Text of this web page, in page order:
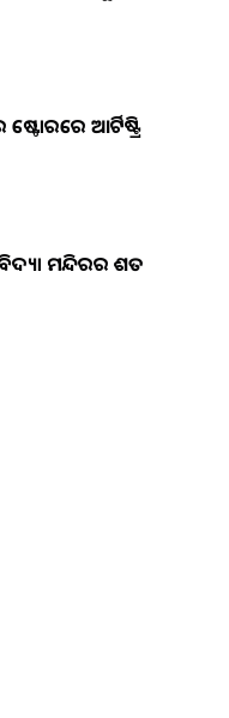
ଆର୍ଟିଷ୍ଟ୍ରି
ମନ୍ଦିରର ଶତ